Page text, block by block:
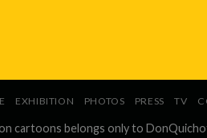
EXHIBITION PHOTOS PRESS TV
cartoons belongs only to